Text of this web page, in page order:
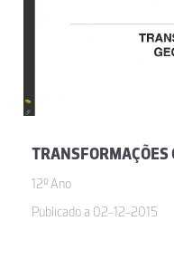
12º Ano
Publicado a 02-12-2015